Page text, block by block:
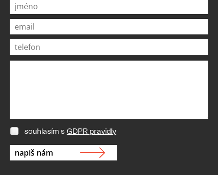
souhlasím s GDPR pravidly